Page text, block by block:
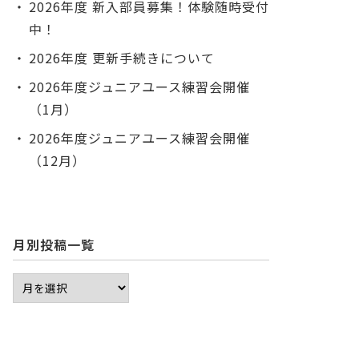
2026年度 新入部員募集！体験随時受付
中！
2026年度 更新手続きについて
2026年度ジュニアユース練習会開催
（1月）
2026年度ジュニアユース練習会開催
（12月）
月別投稿一覧